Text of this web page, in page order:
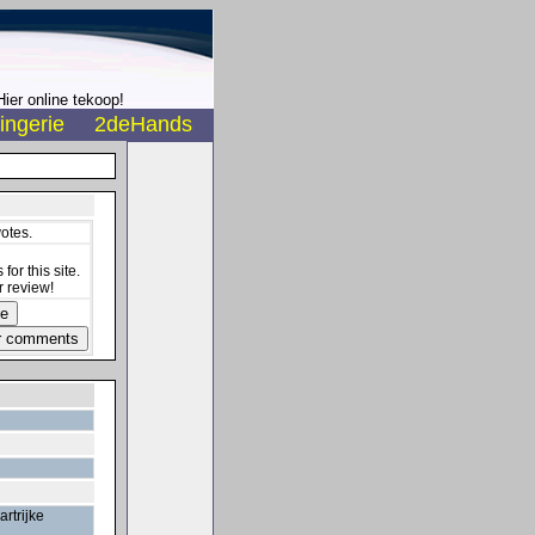
online tekoop!
2deHands
for this site.
review!